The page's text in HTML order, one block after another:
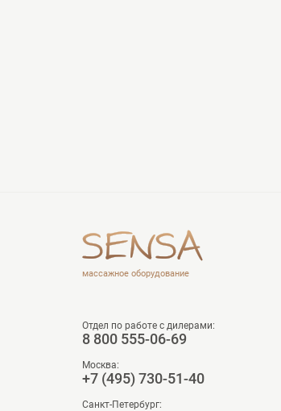
массажное оборудование
Отдел по работе с дилерами:
8 800 555-06-69
Москва:
+7 (495) 730-51-40
Санкт-Петербург: